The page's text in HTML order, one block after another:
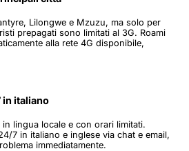
Lilongwe e Mzuzu, ma solo per
prepagati sono limitati al 3G. Roami
alla rete 4G disponibile,
italiano
lingua locale e con orari limitati.
7 in italiano e inglese via chat e email,
immediatamente.